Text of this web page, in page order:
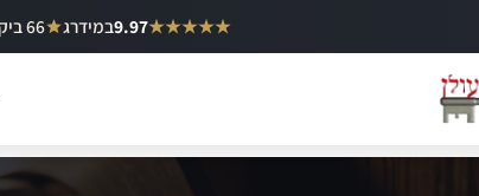
★★★★★
9.97במידרג 66 ביקורות בגוגל